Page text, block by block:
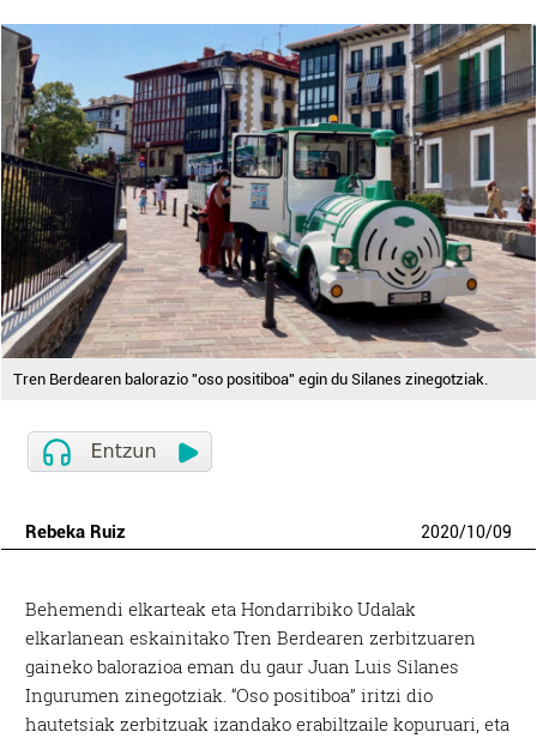
Tren Berdearen balorazio "oso positiboa" egin du Silanes zinegotziak.
Rebeka Ruiz 2020/10/09
Behemendi elkarteak eta Hondarribiko Udalak
elkarlanean eskainitako Tren Berdearen zerbitzuaren
gaineko balorazioa eman du gaur Juan Luis Silanes
Ingurumen zinegotziak. “Oso positiboa” iritzi dio
hautetsiak zerbitzuak izandako erabiltzaile kopuruari, eta